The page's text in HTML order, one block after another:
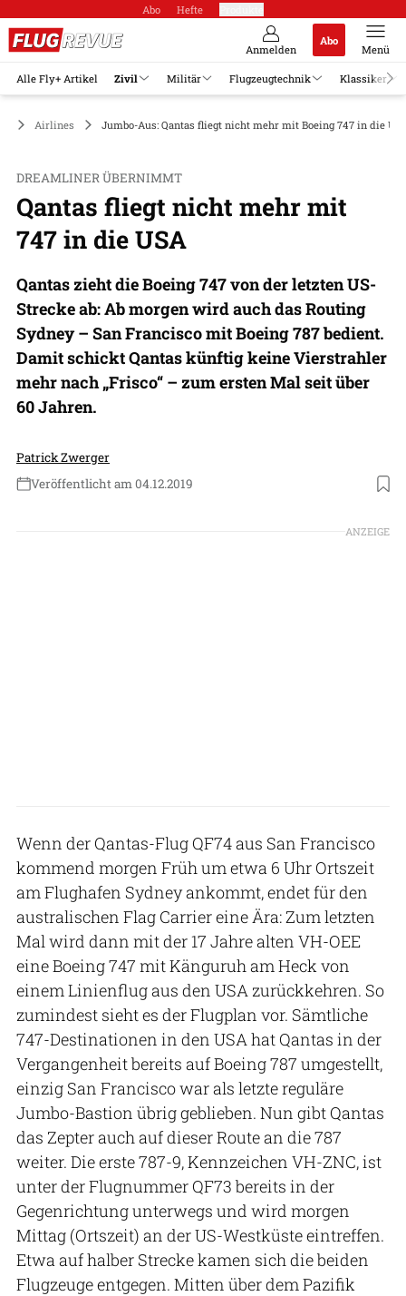
Abo Hefte
Anmelden
Abo
Menü
Alle Fly+ Artikel Zivil Militär Flugzeugtechnik Klassiker
Airlines Jumbo-Aus: Qantas fliegt nicht mehr mit Boeing 747 in die
DREAMLINER ÜBERNIMMT
Qantas fliegt nicht mehr mit
747 in die USA
Qantas zieht die Boeing 747 von der letzten US-
Strecke ab: Ab morgen wird auch das Routing
Sydney – San Francisco mit Boeing 787 bedient.
Damit schickt Qantas künftig keine Vierstrahler
mehr nach „Frisco“ – zum ersten Mal seit über
60 Jahren.
Patrick Zwerger
Veröffentlicht am 04.12.2019
Foto: Adrian Pingstone (Public Domain)
ANZEIGE
Wenn der Qantas-Flug QF74 aus San Francisco
kommend morgen Früh um etwa 6 Uhr Ortszeit
am Flughafen Sydney ankommt, endet für den
australischen Flag Carrier eine Ära: Zum letzten
Mal wird dann mit der 17 Jahre alten VH-OEE
eine Boeing 747 mit Känguruh am Heck von
einem Linienflug aus den USA zurückkehren. So
zumindest sieht es der Flugplan vor. Sämtliche
747-Destinationen in den USA hat Qantas in der
Vergangenheit bereits auf Boeing 787 umgestellt,
einzig San Francisco war als letzte reguläre
Jumbo-Bastion übrig geblieben. Nun gibt Qantas
das Zepter auch auf dieser Route an die 787
weiter. Die erste 787-9, Kennzeichen VH-ZNC, ist
unter der Flugnummer QF73 bereits in der
Gegenrichtung unterwegs und wird morgen
Mittag (Ortszeit) an der US-Westküste eintreffen.
Etwa auf halber Strecke kamen sich die beiden
Flugzeuge entgegen. Mitten über dem Pazifik